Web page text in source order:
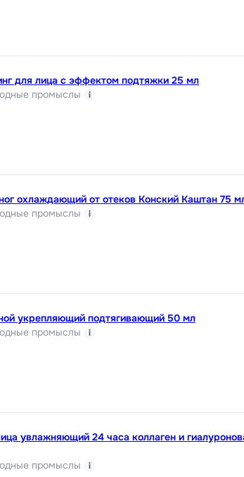
для лица с эффектом подтяжки 25 мл
промыслы i
охлаждающий от отеков Конский Каштан 75
промыслы i
укрепляющий подтягивающий 50 мл
промыслы i
увлажняющий 24 часа коллаген и
промыслы i